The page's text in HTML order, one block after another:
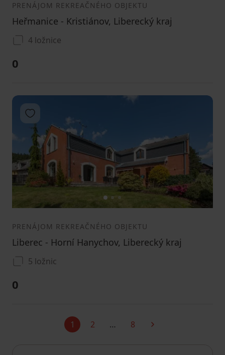
PRENÁJOM REKREAČNÉHO OBJEKTU
Heřmanice - Kristiánov, Liberecký kraj
4 ložnice
0
12 3
Pridať do obľúbených
PRENÁJOM REKREAČNÉHO OBJEKTU
Liberec - Horní Hanychov, Liberecký kraj
5 ložnic
0
1Aktuálne
2 … 8 Ďalšia